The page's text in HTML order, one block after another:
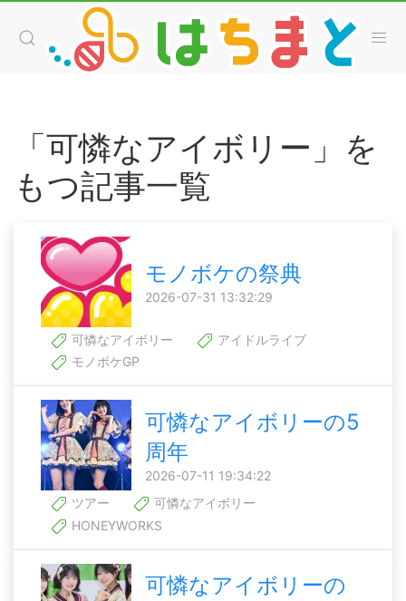
「可憐なアイボリー」を
もつ記事一覧
モノボケの祭典
2026-07-31 13:32:29
可憐なアイボリー
アイドルライブ
モノボケGP
可憐なアイボリーの5
周年
2026-07-11 19:34:22
ツアー
可憐なアイボリー
HONEYWORKS
可憐なアイボリーの